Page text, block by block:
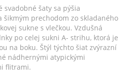
svadobné šaty sa pýšia
šikmým prechodom zo skladaného
sukne s vlečkou. Vzdušná
po celej sukni A- strihu, ktorá je
na boku. Štýl týchto šiat zvýrazní
nádhernými atypickými
flitrami.